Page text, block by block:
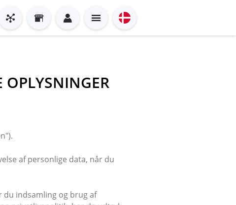
OPLYSNINGER
af personlige data, når du
du indsamling og brug af